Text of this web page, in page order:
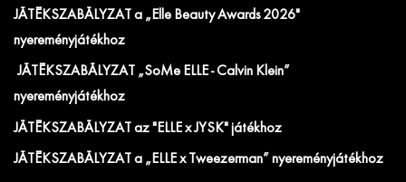
JÁTÉKSZABÁLYZAT a „Elle Beauty Awards 2026"
nyereményjátékhoz
JÁTÉKSZABÁLYZAT „SoMe ELLE - Calvin Klein”
nyereményjátékhoz
JÁTÉKSZABÁLYZAT az "ELLE x JYSK" játékhoz
JÁTÉKSZABÁLYZAT a „ELLE x Tweezerman” nyereményjátékhoz